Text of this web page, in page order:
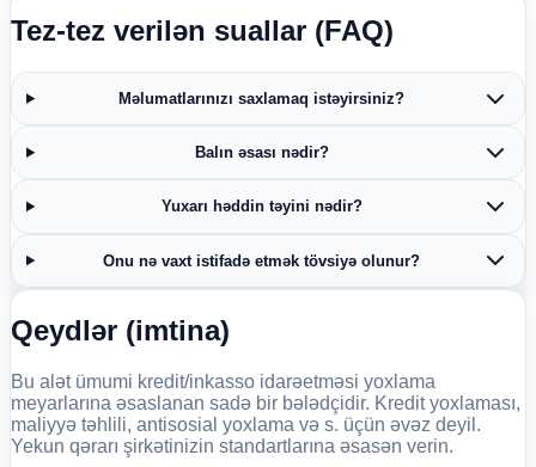
Tez-tez verilən suallar (FAQ)
Məlumatlarınızı saxlamaq istəyirsiniz?
Balın əsası nədir?
Yuxarı həddin təyini nədir?
Onu nə vaxt istifadə etmək tövsiyə olunur?
Qeydlər (imtina)
Bu alət ümumi kredit/inkasso idarəetməsi yoxlama
meyarlarına əsaslanan sadə bir bələdçidir. Kredit yoxlaması,
maliyyə təhlili, antisosial yoxlama və s. üçün əvəz deyil.
Yekun qərarı şirkətinizin standartlarına əsasən verin.